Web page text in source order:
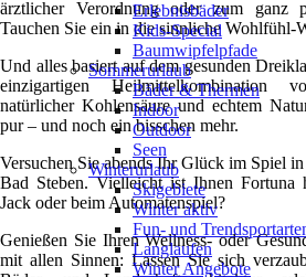
ärztlicher Verordnung oder zum ganz
Tauchen Sie ein in die sinnliche Wohlfühl-
Und alles basiert auf dem gesunden
einzigartigen Heilmittelkombination
natürlicher Kohlensäure und echtem
pur – und noch ein bisschen mehr.
Versuchen Sie abends Ihr Glück im Spiel
Bad Steben. Vielleicht ist Ihnen Fortuna
Jack oder beim Automatenspiel?
Genießen Sie Ihren Wellness- oder
mit allen Sinnen: Lassen Sie sich
Erlebnisbäder
Kids-Special
Baumwipfelpfade
Sommerurlaub
Bäder & Thermen
Indoor
Outdoor
Seen
Winterurlaub
Skigebiete
Winter aktiv
Fun- und
Langlaufen
Winter Angebote